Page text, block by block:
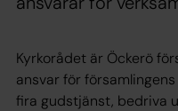
Kyrkorådet är Öckerö
ansvar för
fira gudstjänst, bedriva